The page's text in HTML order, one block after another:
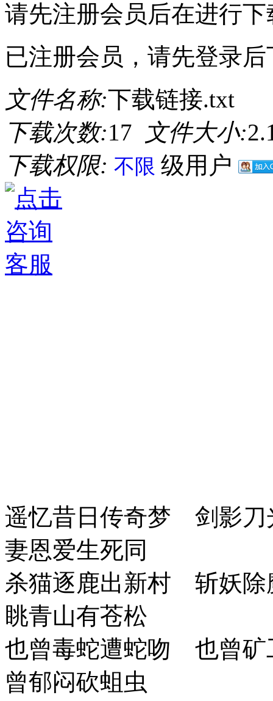
请先注册会员后在进行下
已注册会员，请先登录后
文件名称:下载链接.txt
下载次数:17 文件大小:
下载权限: 不限 级用户
遥忆昔日传奇梦 剑影
妻恩爱生死同
杀猫逐鹿出新村 斩妖
眺青山有苍松
也曾毒蛇遭蛇吻 也曾
曾郁闷砍蛆虫